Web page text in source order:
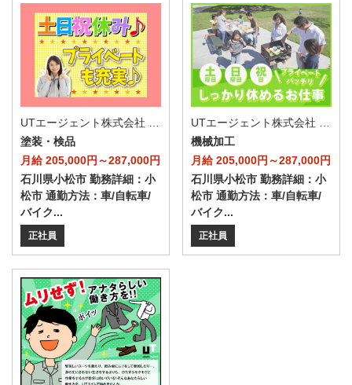
UTエージェント株式会社 AGT中部第一CU AGT北陸エリア D小松CL 《JWBR1C》
塗装・検品
月給 205,000円～287,000円
石川県小松市 勤務詳細：小
松市 通勤方法：車/自転車/
バイク...
正社員
UTエージェント株式会社 AGT中部第一CU AGT北陸エリア D小松CL 《JVYN1C》
機械加工
月給 205,000円～287,000円
石川県小松市 勤務詳細：小
松市 通勤方法：車/自転車/
バイク...
正社員